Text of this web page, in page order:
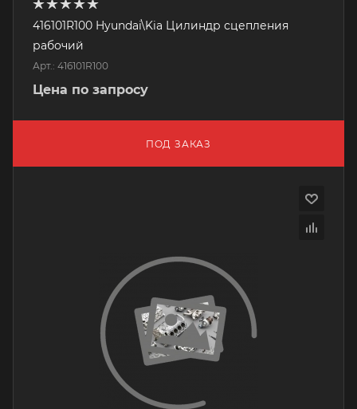
416101R100 Hyundai\Kia Цилиндр сцепления
рабочий
Арт.: 416101R100
Цена по запросу
ПОД ЗАКАЗ